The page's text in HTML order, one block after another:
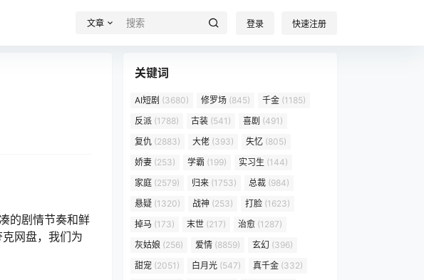
文章 登录 快速注册
的剧情节奏和鲜
网盘，我们为
关键词
AI短剧 (3680) 修罗场 (845) 千金 (1185)
反派 (1788) 古装 (541) 喜剧 (491)
复仇 (2883) 大佬 (393) 失忆 (805)
娇妻 (253) 学霸 (199) 实习生 (144)
家庭 (2579) 归来 (1753) 总裁 (984)
悬疑 (1320) 战神 (253) 打脸 (1623)
掉马 (173) 末世 (217) 治愈 (1287)
灰姑娘 (256) 爱情 (8859) 玄幻 (396)
甜宠 (2051) 白月光 (547) 真千金 (332)